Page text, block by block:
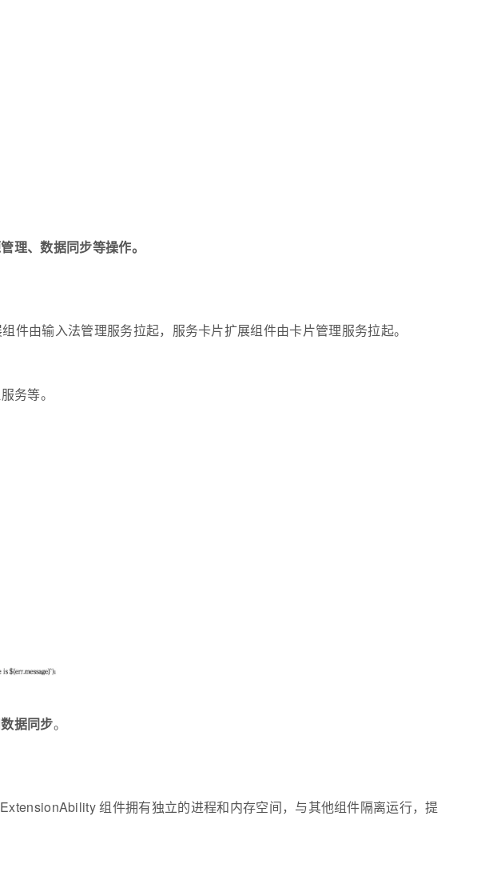
、数据同步等操作。
由输入法管理服务拉起，服务卡片扩展组件由卡片管理服务拉起。
务等。
据同步。
组件拥有独立的进程和内存空间，与其他组件隔离运行，提